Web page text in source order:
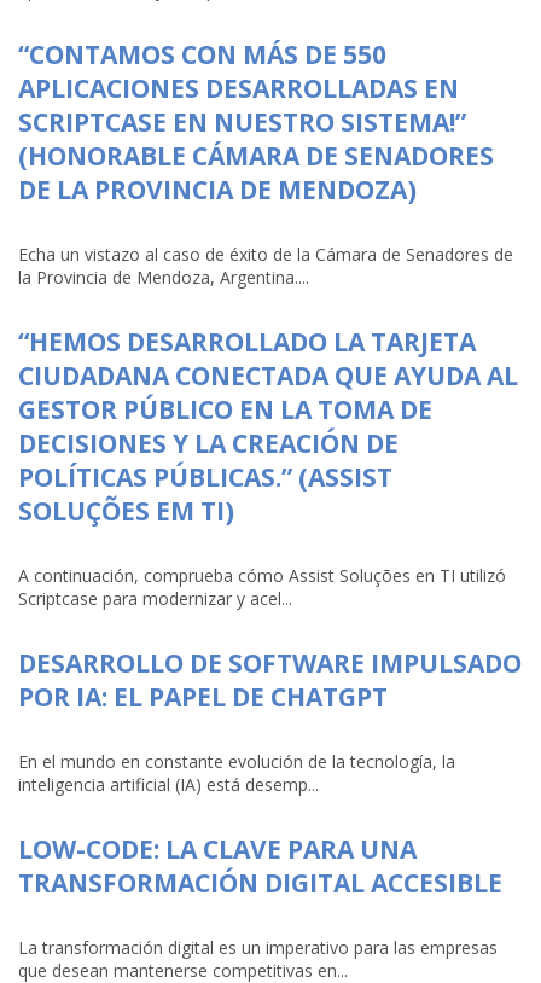
“CONTAMOS CON MÁS DE 550
APLICACIONES DESARROLLADAS EN
SCRIPTCASE EN NUESTRO SISTEMA!”
(HONORABLE CÁMARA DE SENADORES
DE LA PROVINCIA DE MENDOZA)
Echa un vistazo al caso de éxito de la Cámara de Senadores de
la Provincia de Mendoza, Argentina....
“HEMOS DESARROLLADO LA TARJETA
CIUDADANA CONECTADA QUE AYUDA AL
GESTOR PÚBLICO EN LA TOMA DE
DECISIONES Y LA CREACIÓN DE
POLÍTICAS PÚBLICAS.” (ASSIST
SOLUÇÕES EM TI)
A continuación, comprueba cómo Assist Soluções en TI utilizó
Scriptcase para modernizar y acel...
DESARROLLO DE SOFTWARE IMPULSADO
POR IA: EL PAPEL DE CHATGPT
En el mundo en constante evolución de la tecnología, la
inteligencia artificial (IA) está desemp...
LOW-CODE: LA CLAVE PARA UNA
TRANSFORMACIÓN DIGITAL ACCESIBLE
La transformación digital es un imperativo para las empresas
que desean mantenerse competitivas en...